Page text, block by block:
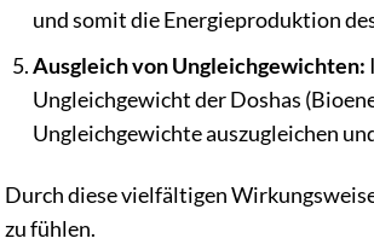
und somit die Energieproduktion
Ausgleich von Ungleichgewichten:
Ungleichgewicht der Doshas
Ungleichgewichte auszugleichen
Durch diese vielfältigen
zu fühlen.